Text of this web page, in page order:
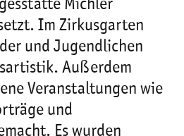
Michler
Im Zirkusgarten
und Jugendlichen
Außerdem
Veranstaltungen wie
und
Es wurden